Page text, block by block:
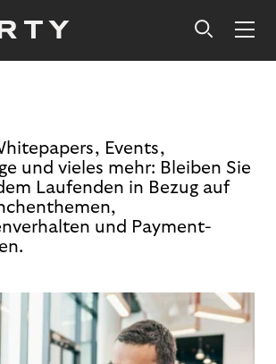
Events,
und vieles mehr: Bleiben Sie
Laufenden in Bezug auf
und Payment-